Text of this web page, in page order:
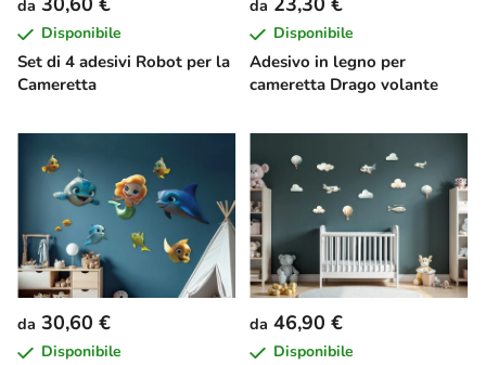
Set di 4 adesivi Robot per la
Cameretta
da
Disponibile
Adesivo in legno per
cameretta Drago volante
da
Disponibile
da 30,60 €
Disponibile
da 46,90 €
Disponibile